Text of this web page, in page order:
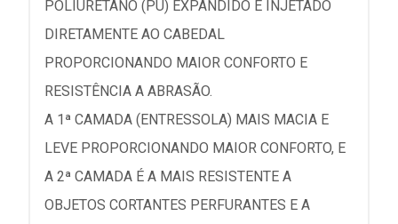
POLIURETANO (PU) EXPANDIDO E INJETADO
DIRETAMENTE AO CABEDAL
PROPORCIONANDO MAIOR CONFORTO E
RESISTÊNCIA A ABRASÃO.
A 1ª CAMADA (ENTRESSOLA) MAIS MACIA E
LEVE PROPORCIONANDO MAIOR CONFORTO, E
A 2ª CAMADA É A MAIS RESISTENTE A
OBJETOS CORTANTES PERFURANTES E A